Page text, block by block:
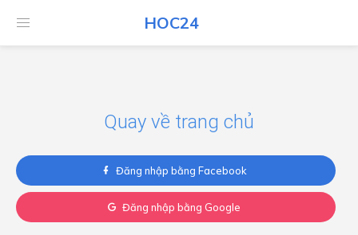
HOC24
HOC24
Quay về trang chủ
Đăng nhập bằng Facebook
Đăng nhập bằng Google